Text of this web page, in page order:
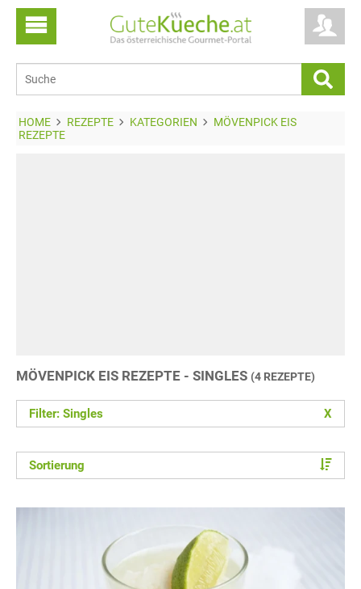
HOME REZEPTE KATEGORIEN
MÖVENPICK EIS
REZEPTE
MÖVENPICK EIS REZEPTE - SINGLES (4 REZEPTE)
Filter: Singles X
Sortierung